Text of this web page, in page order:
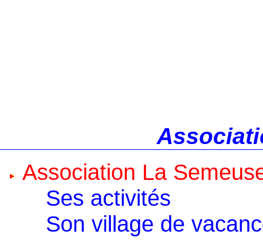
Association La
Ses activités
Son village de